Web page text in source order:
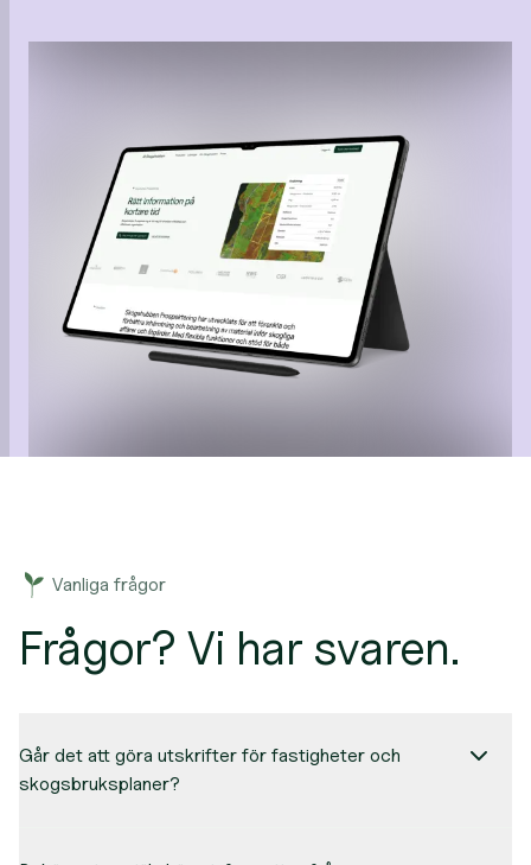
Vanliga frågor
Frågor? Vi har svaren.
Går det att göra utskrifter för fastigheter och
skogsbruksplaner?